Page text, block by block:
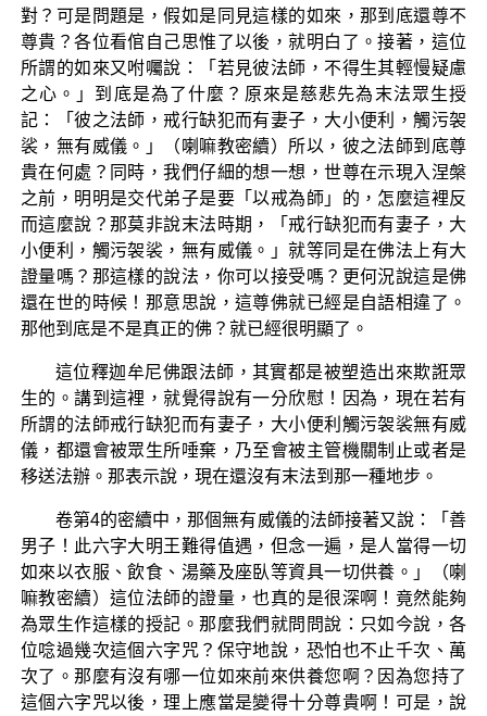
對？可是問題是，假如是同見這樣的如來，那到底還尊不
尊貴？各位看倌自己思惟了以後，就明白了。接著，這位
所謂的如來又咐囑說：「若見彼法師，不得生其輕慢疑慮
之心。」到底是為了什麼？原來是慈悲先為末法眾生授
記：「彼之法師，戒行缺犯而有妻子，大小便利，觸污袈
裟，無有威儀。」（喇嘛教密續）所以，彼之法師到底尊
貴在何處？同時，我們仔細的想一想，世尊在示現入涅槃
之前，明明是交代弟子是要「以戒為師」的，怎麼這裡反
而這麼說？那莫非說末法時期，「戒行缺犯而有妻子，大
小便利，觸污袈裟，無有威儀。」就等同是在佛法上有大
證量嗎？那這樣的說法，你可以接受嗎？更何況說這是佛
還在世的時候！那意思說，這尊佛就已經是自語相違了。
那他到底是不是真正的佛？就已經很明顯了。
這位釋迦牟尼佛跟法師，其實都是被塑造出來欺誑眾
生的。講到這裡，就覺得說有一分欣慰！因為，現在若有
所謂的法師戒行缺犯而有妻子，大小便利觸污袈裟無有威
儀，都還會被眾生所唾棄，乃至會被主管機關制止或者是
移送法辦。那表示說，現在還沒有末法到那一種地步。
卷第4的密續中，那個無有威儀的法師接著又說：「善
男子！此六字大明王難得值遇，但念一遍，是人當得一切
如來以衣服、飲食、湯藥及座臥等資具一切供養。」（喇
嘛教密續）這位法師的證量，也真的是很深啊！竟然能夠
為眾生作這樣的授記。那麼我們就問問說：只如今說，各
位唸過幾次這個六字咒？保守地說，恐怕也不止千次、萬
次了。那麼有沒有哪一位如來前來供養您啊？因為您持了
這個六字咒以後，理上應當是變得十分尊貴啊！可是，說